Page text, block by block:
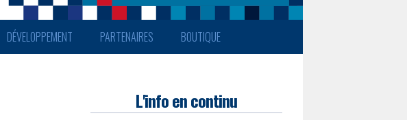
DÉVELOPPEMENT PARTENAIRES BOUTIQUE
L'info en continu